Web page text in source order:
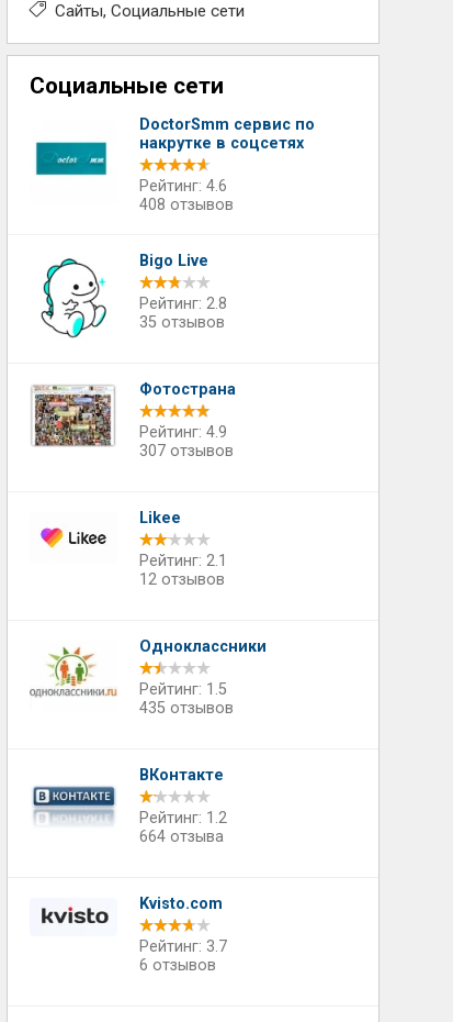
Сайты Социальные сети
Социальные сети
DoctorSmm сервис по
накрутке в соцсетях
Рейтинг: 4.6
408 отзывов
Bigo Live
Рейтинг: 2.8
35 отзывов
Фотострана
Рейтинг: 4.9
307 отзывов
Likee
Рейтинг: 2.1
12 отзывов
Одноклассники
Рейтинг: 1.5
435 отзывов
ВКонтакте
Рейтинг: 1.2
664 отзыва
Kvisto.com
Рейтинг: 3.7
6 отзывов